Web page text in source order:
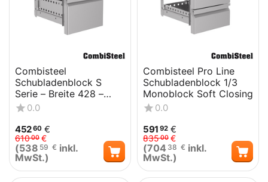
Combisteel
Schubladenblock S
Serie – Breite 428 –
Art.-Nr.: 7451.0006
0.0
45260 €
61000 €
(538 59 € inkl.
MwSt.)
Combisteel Pro Line
Schubladenblock 1/3
Monoblock Soft Closing
0.0
591 92 €
83500 €
(704 38 € inkl.
MwSt.)